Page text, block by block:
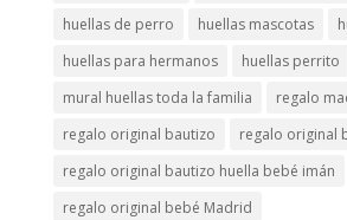
huellas de perro
huellas mascotas
huellas para hermanos
huellas perrito
mural huellas toda la familia
regalo
regalo original bautizo
regalo original
regalo original bautizo huella bebé imán
regalo original bebé Madrid